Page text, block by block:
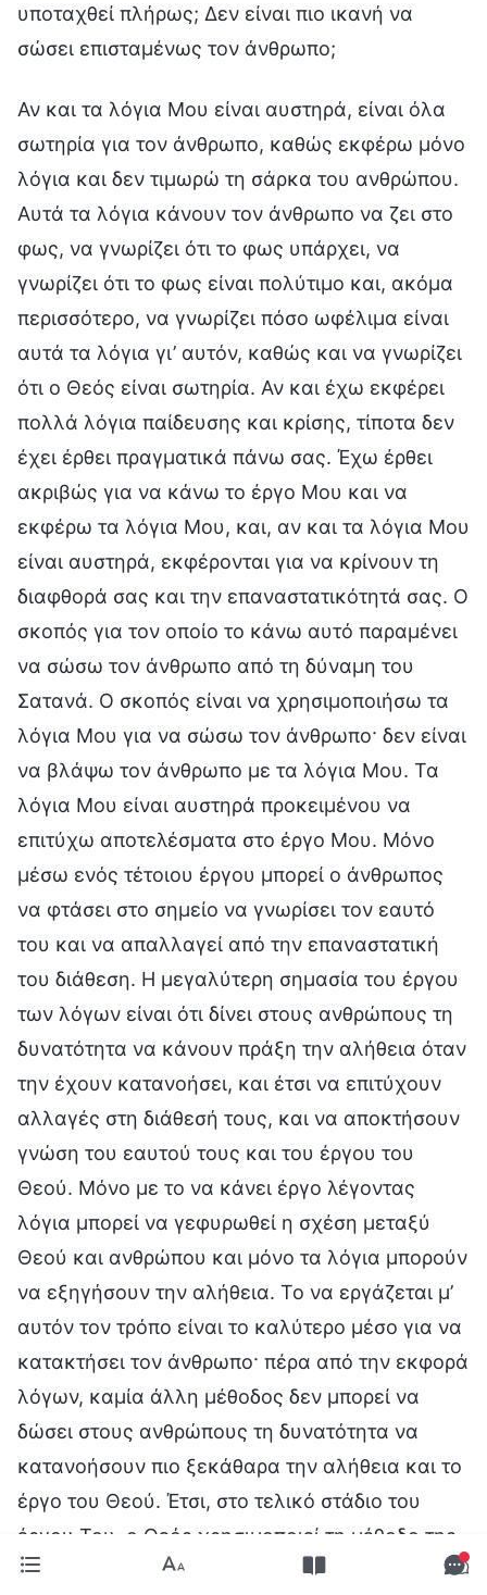
υποταχθεί πλήρως; Δεν είναι πιο ικανή να
σώσει επισταμένως τον άνθρωπο;
Αν και τα λόγια Μου είναι αυστηρά, είναι όλα
σωτηρία για τον άνθρωπο, καθώς εκφέρω μόνο
λόγια και δεν τιμωρώ τη σάρκα του ανθρώπου.
Αυτά τα λόγια κάνουν τον άνθρωπο να ζει στο
φως, να γνωρίζει ότι το φως υπάρχει, να
γνωρίζει ότι το φως είναι πολύτιμο και, ακόμα
περισσότερο, να γνωρίζει πόσο ωφέλιμα είναι
αυτά τα λόγια γι’ αυτόν, καθώς και να γνωρίζει
ότι ο Θεός είναι σωτηρία. Αν και έχω εκφέρει
πολλά λόγια παίδευσης και κρίσης, τίποτα δεν
έχει έρθει πραγματικά πάνω σας. Έχω έρθει
ακριβώς για να κάνω το έργο Μου και να
εκφέρω τα λόγια Μου, και, αν και τα λόγια Μου
είναι αυστηρά, εκφέρονται για να κρίνουν τη
διαφθορά σας και την επαναστατικότητά σας. Ο
σκοπός για τον οποίο το κάνω αυτό παραμένει
να σώσω τον άνθρωπο από τη δύναμη του
Σατανά. Ο σκοπός είναι να χρησιμοποιήσω τα
λόγια Μου για να σώσω τον άνθρωπο· δεν είναι
να βλάψω τον άνθρωπο με τα λόγια Μου. Τα
λόγια Μου είναι αυστηρά προκειμένου να
επιτύχω αποτελέσματα στο έργο Μου. Μόνο
μέσω ενός τέτοιου έργου μπορεί ο άνθρωπος
να φτάσει στο σημείο να γνωρίσει τον εαυτό
του και να απαλλαγεί από την επαναστατική
του διάθεση. Η μεγαλύτερη σημασία του έργου
των λόγων είναι ότι δίνει στους ανθρώπους τη
δυνατότητα να κάνουν πράξη την αλήθεια όταν
την έχουν κατανοήσει, και έτσι να επιτύχουν
αλλαγές στη διάθεσή τους, και να αποκτήσουν
γνώση του εαυτού τους και του έργου του
Θεού. Μόνο με το να κάνει έργο λέγοντας
λόγια μπορεί να γεφυρωθεί η σχέση μεταξύ
Θεού και ανθρώπου και μόνο τα λόγια μπορούν
να εξηγήσουν την αλήθεια. Το να εργάζεται μ’
αυτόν τον τρόπο είναι το καλύτερο μέσο για να
κατακτήσει τον άνθρωπο· πέρα από την εκφορά
λόγων, καμία άλλη μέθοδος δεν μπορεί να
δώσει στους ανθρώπους τη δυνατότητα να
κατανοήσουν πιο ξεκάθαρα την αλήθεια και το
έργο του Θεού. Έτσι, στο τελικό στάδιο του
έργου Του, ο Θεός χρησιμοποιεί τη μέθοδο της
ομιλίας προς τον άνθρωπο για να ξεκλειδώσει